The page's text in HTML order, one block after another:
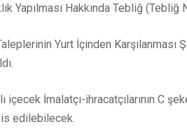
Yapılması Hakkında Tebliğ (Tebliğ
Yurt İçinden
İmalatçı-ihracatçılarının C
edilebilecek.